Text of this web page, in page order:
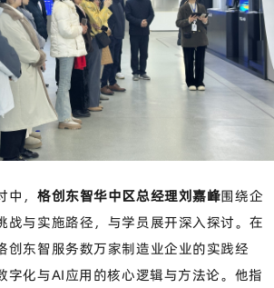
， 格创东智华中区总经理刘嘉峰围绕企
与实施路径，与学员展开深入探讨。 在
创东智服务数万家制造业企业的实践经
字化与AI应用的核心逻辑与方法论。他指